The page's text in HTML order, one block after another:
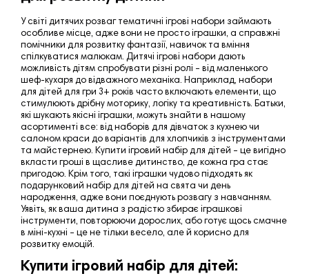
У світі дитячих розваг тематичні ігрові набори займають
особливе місце, адже вони не просто іграшки, а справжні
помічники для розвитку фантазії, навичок та вміння
спілкуватися малюкам. Дитячі ігрові набори дають
можливість дітям спробувати різні ролі – від маленького
шеф-кухаря до відважного механіка. Наприклад, набори
для дітей для гри 3+ років часто включають елементи, що
стимулюють дрібну моторику, логіку та креативність. Батьки,
які шукають якісні іграшки, можуть знайти в нашому
асортименті все: від наборів для дівчаток з кухнею чи
салоном краси до варіантів для хлопчиків з інструментами
та майстернею. Купити ігровий набір для дітей – це вигідно
вкласти гроші в щасливе дитинство, де кожна гра стає
пригодою. Крім того, такі іграшки чудово підходять як
подарунковий набір для дітей на свята чи день
народження, адже вони поєднують розвагу з навчанням.
Уявіть, як ваша дитина з радістю збирає іграшкові
інструменти, повторюючи дорослих, або готує щось смачне
в міні-кухні – це не тільки весело, але й корисно для
розвитку емоцій.
Купити ігровий набір для дітей: